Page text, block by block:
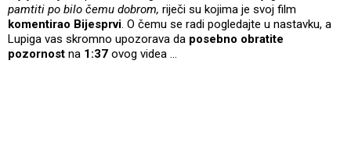
pamtiti po bilo čemu dobrom, riječi su kojima je svoj film
komentirao Bijesprvi. O čemu se radi pogledajte u nastavku, a
Lupiga vas skromno upozorava da posebno obratite
pozornost na 1:37 ovog videa ...